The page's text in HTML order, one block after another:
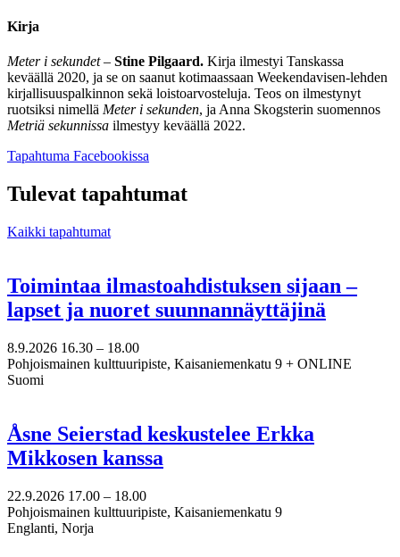
Kirja
Meter i sekundet– Stine Pilgaard. Kirja ilmestyi Tanskassa
keväällä 2020, ja se on saanut kotimaassaan Weekendavisen-lehden
kirjallisuuspalkinnon sekä loistoarvosteluja. Teos on ilmestynyt
ruotsiksi nimellä Meter i sekunden, ja Anna Skogsterin suomennos
Metriä sekunnissa ilmestyy keväällä 2022.
Tapahtuma Facebookissa
välilehteen
Tulevat tapahtumat
Kaikki tapahtumat
Toimintaa ilmastoahdistuksen sijaan –
lapset ja nuoret suunnannäyttäjinä
8.9.2026 16.30 – 18.00
Pohjoismainen kulttuuripiste, Kaisaniemenkatu 9 + ONLINE
Suomi
Åsne Seierstad keskustelee Erkka
Mikkosen kanssa
22.9.2026 17.00 – 18.00
Pohjoismainen kulttuuripiste, Kaisaniemenkatu 9
Englanti, Norja